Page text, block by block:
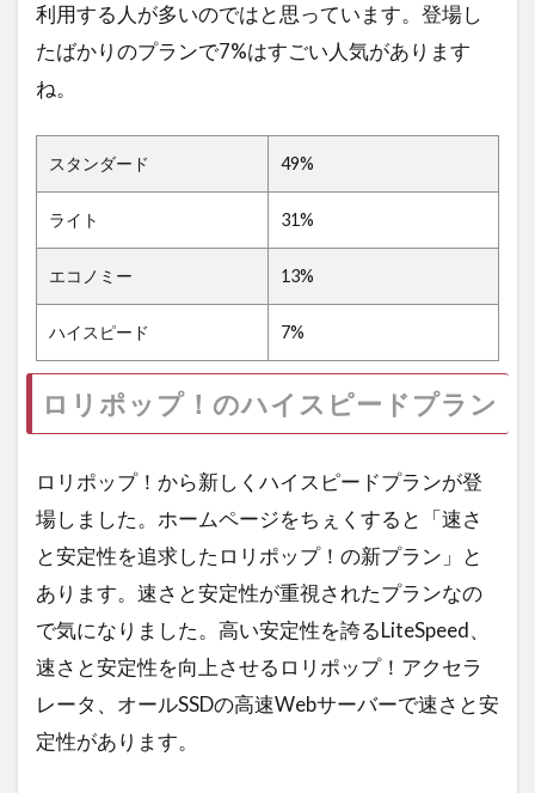
利用する人が多いのではと思っています。登場し
たばかりのプランで7%はすごい人気があります
ね。
スタンダード 49%
ライト 31%
エコノミー 13%
ハイスピード 7%
ロリポップ！のハイスピードプラン
ロリポップ！から新しくハイスピードプランが登
場しました。ホームページをちぇくすると「速さ
と安定性を追求したロリポップ！の新プラン」と
あります。速さと安定性が重視されたプランなの
で気になりました。高い安定性を誇るLiteSpeed、
速さと安定性を向上させるロリポップ！アクセラ
レータ、オールSSDの高速Webサーバーで速さと安
定性があります。